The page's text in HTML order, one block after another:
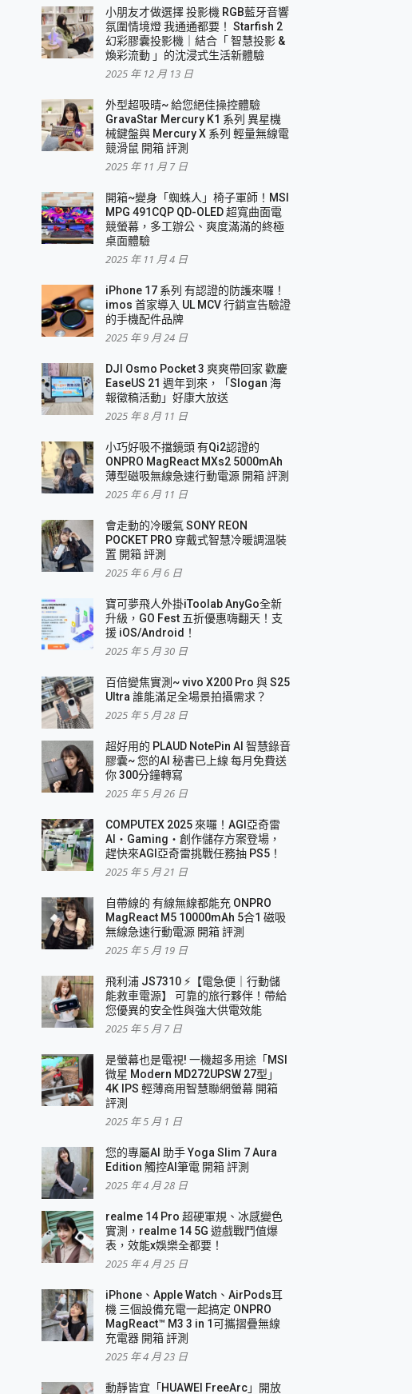
小朋友才做選擇 投影機 RGB藍牙音響
氛圍情境燈 我通通都要！ Starfish 2
幻彩膠囊投影機｜結合「 智慧投影 &
煥彩流動 」的沈浸式生活新體驗
2025 年 12 月 13 日
外型超吸晴~ 給您絕佳操控體驗
GravaStar Mercury K1 系列 異星機
械鍵盤與 Mercury X 系列 輕量無線電
競滑鼠 開箱 評測
2025 年 11 月 7 日
開箱~變身「蜘蛛人」椅子軍師！MSI
MPG 491CQP QD-OLED 超寬曲面電
競螢幕，多工辦公、爽度滿滿的終極
桌面體驗
2025 年 11 月 4 日
iPhone 17 系列 有認證的防護來囉！
imos 首家導入 UL MCV 行銷宣告驗證
的手機配件品牌
2025 年 9 月 24 日
DJI Osmo Pocket 3 爽爽帶回家 歡慶
EaseUS 21 週年到來，「Slogan 海
報徵稿活動」好康大放送
2025 年 8 月 11 日
小巧好吸不擋鏡頭 有Qi2認證的
ONPRO MagReact MXs2 5000mAh
薄型磁吸無線急速行動電源 開箱 評測
2025 年 6 月 11 日
會走動的冷暖氣 SONY REON
POCKET PRO 穿戴式智慧冷暖調溫裝
置 開箱 評測
2025 年 6 月 6 日
寶可夢飛人外掛iToolab AnyGo全新
升級，GO Fest 五折優惠嗨翻天！支
援 iOS/Android！
2025 年 5 月 30 日
百倍變焦實測~ vivo X200 Pro 與 S25
Ultra 誰能滿足全場景拍攝需求？
2025 年 5 月 28 日
超好用的 PLAUD NotePin AI 智慧錄音
膠囊~ 您的AI 秘書已上線 每月免費送
你 300分鐘轉寫
2025 年 5 月 26 日
COMPUTEX 2025 來囉！AGI亞奇雷
AI・Gaming・創作儲存方案登場，
趕快來AGI亞奇雷挑戰任務抽 PS5！
2025 年 5 月 21 日
自帶線的 有線無線都能充 ONPRO
MagReact M5 10000mAh 5合1 磁吸
無線急速行動電源 開箱 評測
2025 年 5 月 19 日
飛利浦 JS7310 ⚡【電急便｜行動儲
能救車電源】 可靠的旅行夥伴！帶給
您優異的安全性與強大供電效能
2025 年 5 月 7 日
是螢幕也是電視! 一機超多用途「MSI
微星 Modern MD272UPSW 27型」
4K IPS 輕薄商用智慧聯網螢幕 開箱
評測
2025 年 5 月 1 日
您的專屬AI 助手 Yoga Slim 7 Aura
Edition 觸控AI筆電 開箱 評測
2025 年 4 月 28 日
realme 14 Pro 超硬軍規、冰感變色
實測，realme 14 5G 遊戲戰鬥值爆
表，效能x娛樂全都要！
2025 年 4 月 25 日
iPhone、Apple Watch、AirPods耳
機 三個設備充電一起搞定 ONPRO
MagReact™ M3 3 in 1可攜摺疊無線
充電器 開箱 評測
2025 年 4 月 23 日
動靜皆宜「HUAWEI FreeArc」開放